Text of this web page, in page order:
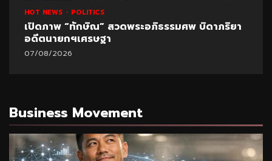
HOT NEWS POLITICS
เปิดภาพ “ทักษิณ” สวดพระอภิธรรมศพ บิดาภริยา
อดีตนายกฯเศรษฐา
07/08/2026
Business Movement